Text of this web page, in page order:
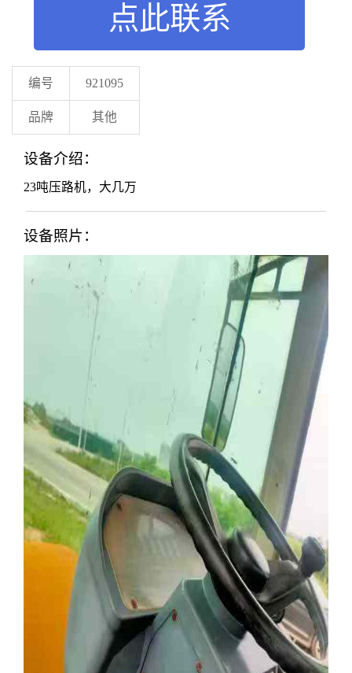
点此联系
编号 921095
品牌 其他
设备介绍：
23吨压路机，大几万
设备照片：